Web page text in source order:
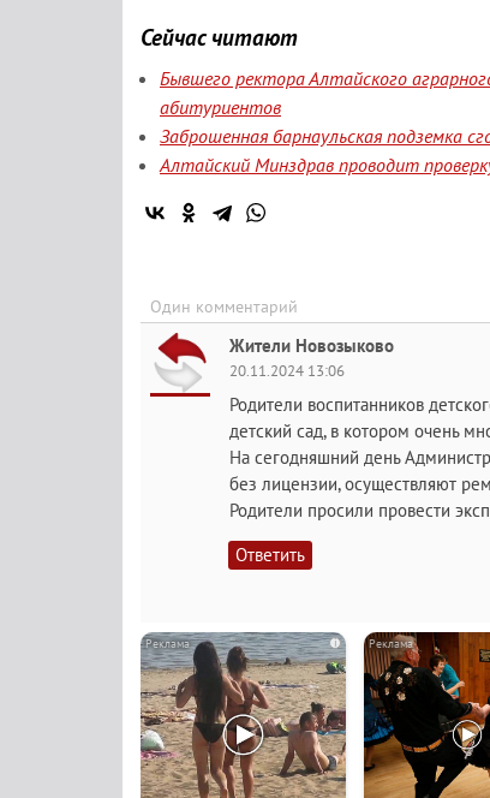
Сейчас читают
Бывшего ректора Алтайского
абитуриентов
Заброшенная барнаульская подземка
Алтайский Минздрав проводит
Один комментарий
Жители Новозыково
20.11.2024 13:06
Родители воспитанников
детский сад, в котором очень
На сегодняшний день
без лицензии, осуществляют
Родители просили провести
Ответить
i